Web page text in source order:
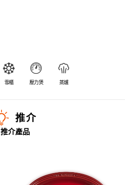
雪櫃 壓力煲 蒸爐
推介
推介產品